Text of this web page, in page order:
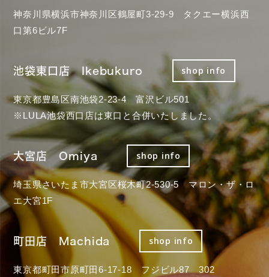
神奈川県横浜市神奈川区鶴屋町3-29-9 タクエー横浜西
口第6ビル7F
池袋東口店 Ikebukuro shop info
東京都豊島区南池袋2-23-4 富沢ビル501
※LULA池袋西口店は東口と合併いたしました。
大宮店 Omiya shop info
埼玉県さいたま市大宮区桜木町2-530-5 マロン・ザ・ロ
エ大宮1F
町田店 Machida shop info
東京都町田市原町田6-17-18 フジビル87 302